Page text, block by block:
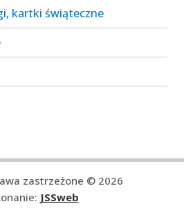
kartki świąteczne
zastrzeżone © 2026
JSSweb